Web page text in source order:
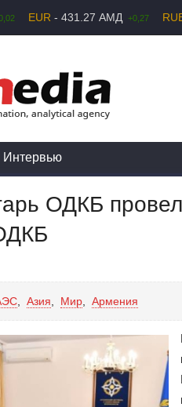
EUR - 431.27 АМД +0,27
Интервью
ОДКБ
Азия Mир Армения